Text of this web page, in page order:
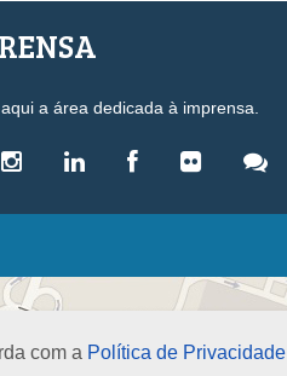
com a Política de Privacidade
a área dedicada à imprensa.
LEGISLAÇÃO
Leis
Decretos-Lei